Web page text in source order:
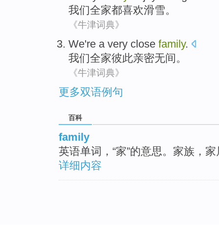
我们全家都喜欢滑雪。
《牛津词典》
We're a very close family.
我们全家彼此亲密无间 。
《牛津词典》
更多双语例句
百科
family
英语单词，“家”的意思。家族，
详细内容